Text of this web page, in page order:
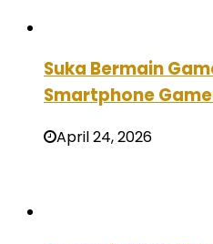
Suka Bermain
Smartphone
April 24, 2026